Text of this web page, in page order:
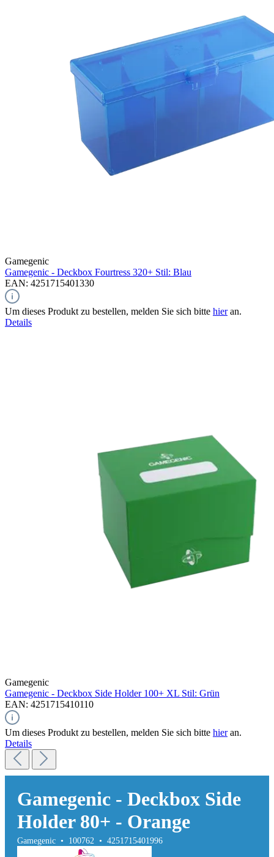
Gamegenic
Gamegenic - Deckbox Fourtress 320+ Stil: Blau
EAN: 4251715401330
Um dieses Produkt zu bestellen, melden Sie sich bitte hieran.
Details
Gamegenic
Gamegenic - Deckbox Side Holder 100+ XL Stil: Grün
EAN: 4251715410110
Um dieses Produkt zu bestellen, melden Sie sich bitte hieran.
Details
Gamegenic - Deckbox Side
Holder 80+ - Orange
Gamegenic • 100762 • 4251715401996